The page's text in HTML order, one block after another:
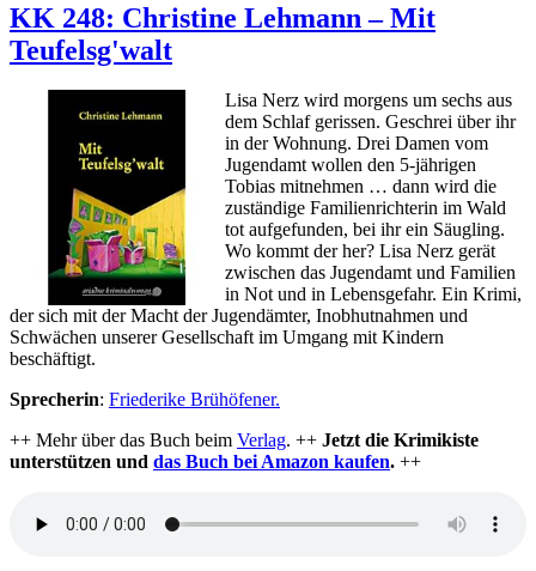
Patrick
Stahlhexen
KK 248: Christine Lehmann – Mit
Teufelsg'walt
Lisa Nerz wird morgens um sechs aus
dem Schlaf gerissen. Geschrei über ihr
in der Wohnung. Drei Damen vom
Jugendamt wollen den 5-jährigen
Tobias mitnehmen … dann wird die
zuständige Familienrichterin im Wald
tot aufgefunden, bei ihr ein Säugling.
Wo kommt der her? Lisa Nerz gerät
zwischen das Jugendamt und Familien
in Not und in Lebensgefahr. Ein Krimi,
der sich mit der Macht der Jugendämter, Inobhutnahmen und
Schwächen unserer Gesellschaft im Umgang mit Kindern
beschäftigt.
Sprecherin: Friederike Brühöfener.
++ Mehr über das Buch beim Verlag. ++ Jetzt die Krimikiste
unterstützen und das Buch bei Amazon kaufen. ++